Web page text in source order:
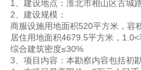
1、建设地点：淮北市相山区古城
2、建设规模：
商服设施用地面积520平方米，容
居住用地面积4679.5平方米，1.0<
综合建筑密度≤30%
3、项目内容：本勘察内容包括初